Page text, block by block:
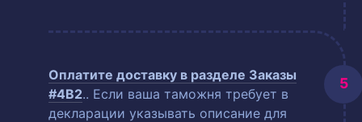
Оплатите доставку в разделе Заказы
#4B2.. Если ваша таможня требует в
декларации указывать описание для